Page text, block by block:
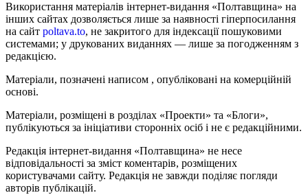
Використання матеріалів інтернет-видання «Полтавщина» на
інших сайтах дозволяється лише за наявності гіперпосилання
на сайт poltava.to, не закритого для індексації пошуковими
системами; у друкованих виданнях — лише за погодженням з
редакцією.
Матеріали, позначені написом , опубліковані на комерційній
основі.
Матеріали, розміщені в розділах «Проекти» та «Блоги»,
публікуються за ініціативи сторонніх осіб і не є редакційними.
Редакція інтернет-видання «Полтавщина» не несе
відповідальності за зміст коментарів, розміщених
користувачами сайту. Редакція не завжди поділяє погляди
авторів публікацій.